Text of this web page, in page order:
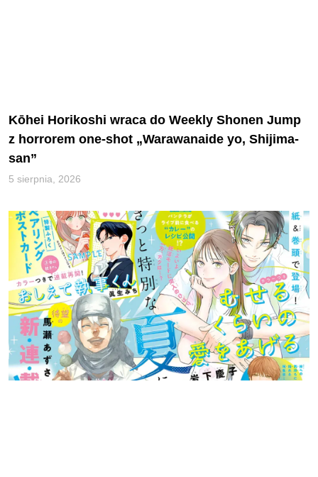
Kōhei Horikoshi wraca do Weekly Shonen Jump
z horrorem one-shot „Warawanaide yo, Shijima-
san”
5 sierpnia, 2026